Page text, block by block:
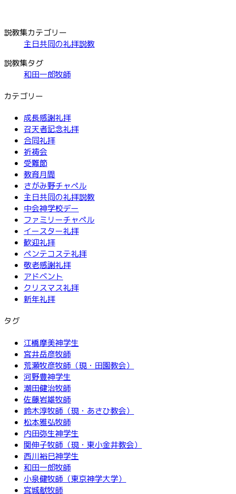
説教集カテゴリー
主日共同の礼拝説教
説教集タグ
和田一郎牧師
カテゴリー
成長感謝礼拝
召天者記念礼拝
合同礼拝
祈祷会
受難節
教育月間
さがみ野チャペル
主日共同の礼拝説教
中会神学校デー
ファミリーチャペル
イースター礼拝
歓迎礼拝
ペンテコステ礼拝
敬老感謝礼拝
アドベント
クリスマス礼拝
新年礼拝
タグ
江橋摩美神学生
宮井岳彦牧師
荒瀬牧彦牧師（現・田園教会）
河野豊神学生
潮田健治牧師
佐藤岩雄牧師
鈴木淳牧師（現・あさひ教会）
松本雅弘牧師
内田弥生神学生
関伸子牧師（現・東小金井教会）
西川裕巳神学生
和田一郎牧師
小泉健牧師（東京神学大学）
宮城献牧師